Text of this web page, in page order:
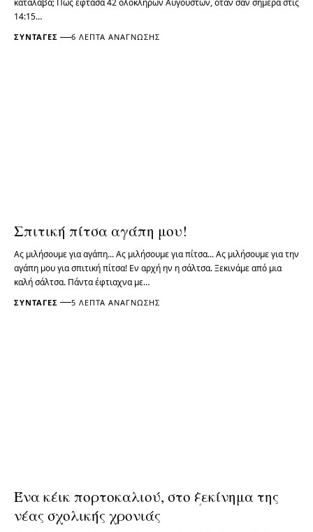
κατάλαβα; Πώς έφτασα 42 ολόκληρων Αυγούστων, όταν σαν σήμερα στις
14:15…
ΣΥΝΤΑΓΈΣ 6 ΛΕΠΤΆ ΑΝΆΓΝΩΣΗΣ
Σπιτική πίτσα αγάπη μου!
Ας μιλήσουμε για αγάπη... Ας μιλήσουμε για πίτσα... Ας μιλήσουμε για την
αγάπη μου για σπιτική πίτσα! Εν αρχή ην η σάλτσα. Ξεκινάμε από μια
καλή σάλτσα. Πάντα έφτιαχνα με…
ΣΥΝΤΑΓΈΣ 5 ΛΕΠΤΆ ΑΝΆΓΝΩΣΗΣ
Ένα κέικ πορτοκαλιού, στο ξεκίνημα της
νέας σχολικής χρονιάς